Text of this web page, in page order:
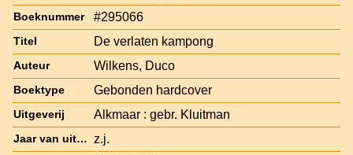
Boeknummer #295066
Titel De verlaten kampong
Auteur Wilkens, Duco
Boektype Gebonden hardcover
Uitgeverij Alkmaar : gebr. Kluitman
Jaar van uitgave z.j.